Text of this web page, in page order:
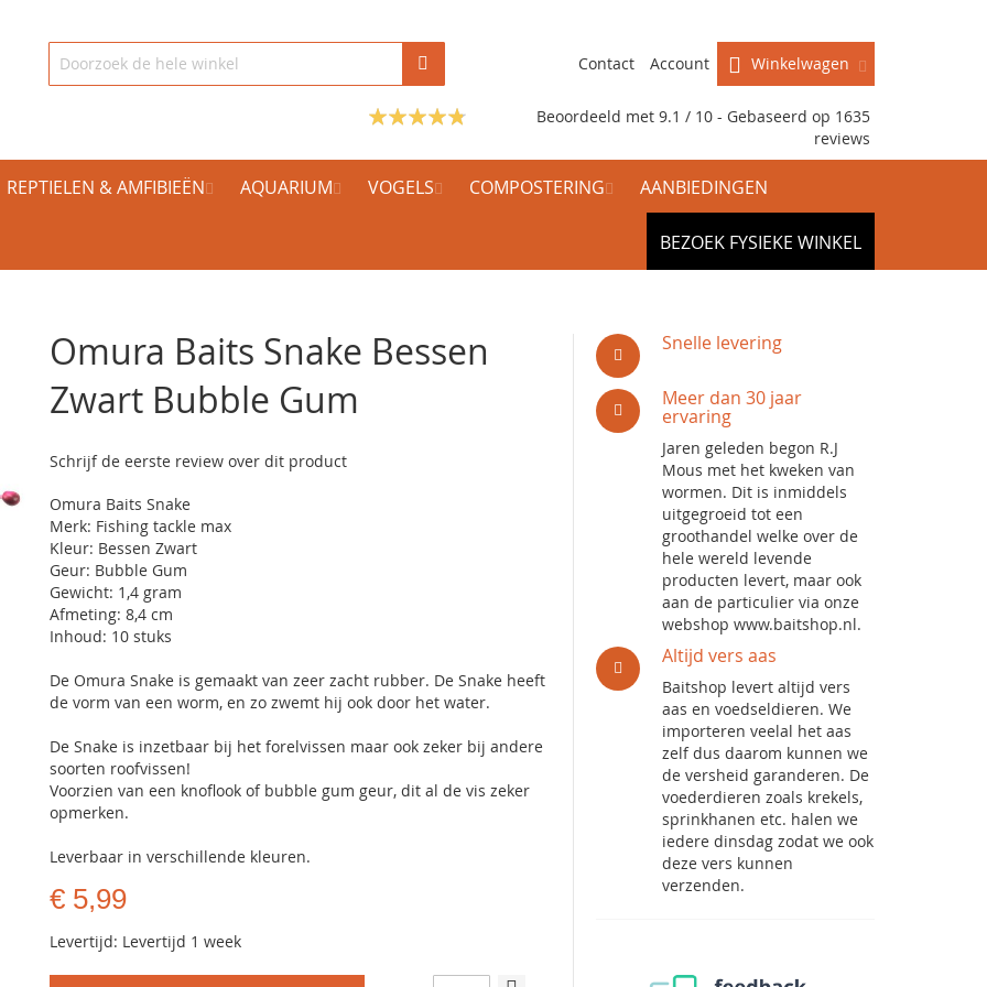
Winkelwagen
Contact Account
Beoordeeld met 9.1 / 10 - Gebaseerd op 1635
reviews
REPTIELEN & AMFIBIEËN AQUARIUM VOGELS COMPOSTERING AANBIEDINGEN
BEZOEK FYSIEKE WINKEL
Omura Baits Snake Bessen
Zwart Bubble Gum
Schrijf de eerste review over dit product
Omura Baits Snake
Merk: Fishing tackle max
Kleur: Bessen Zwart
Geur: Bubble Gum
Gewicht: 1,4 gram
Afmeting: 8,4 cm
Inhoud: 10 stuks
De Omura Snake is gemaakt van zeer zacht rubber. De Snake heeft
de vorm van een worm, en zo zwemt hij ook door het water.
De Snake is inzetbaar bij het forelvissen maar ook zeker bij andere
soorten roofvissen!
Voorzien van een knoflook of bubble gum geur, dit al de vis zeker
opmerken.
Leverbaar in verschillende kleuren.
€ 5,99
Levertijd: Levertijd 1 week
Snelle levering
Meer dan 30 jaar
ervaring
Jaren geleden begon R.J
Mous met het kweken van
wormen. Dit is inmiddels
uitgegroeid tot een
groothandel welke over de
hele wereld levende
producten levert, maar ook
aan de particulier via onze
webshop www.baitshop.nl.
Altijd vers aas
Baitshop levert altijd vers
aas en voedseldieren. We
importeren veelal het aas
zelf dus daarom kunnen we
de versheid garanderen. De
voederdieren zoals krekels,
sprinkhanen etc. halen we
iedere dinsdag zodat we ook
deze vers kunnen
verzenden.